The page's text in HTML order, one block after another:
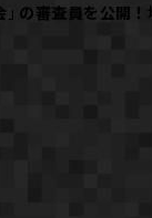
の審査員を公開